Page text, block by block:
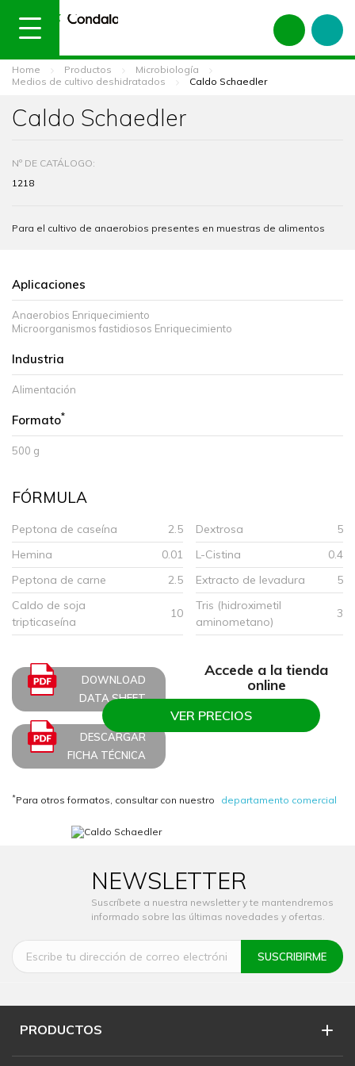
Home Productos
Microbiología
Medios de cultivo deshidratados
Caldo Schaedler
Caldo Schaedler
Nº DE CATÁLOGO:
1218
Para el cultivo de anaerobios presentes en muestras de alimentos
Aplicaciones
Anaerobios Enriquecimiento
Microorganismos fastidiosos Enriquecimiento
Industria
Alimentación
Formato*
500 g
FÓRMULA
Peptona de caseína 2.5 Dextrosa
5
Hemina
0.01 L-Cistina
0.4
Peptona de carne
2.5 Extracto de levadura
5
Caldo de soja
tripticaseína
10
Tris (hidroximetil
aminometano)
3
DOWNLOAD
DATA SHEET
DESCARGAR
FICHA TÉCNICA
Accede a la tienda
online
VER PRECIOS
*Para otros formatos, consultar con nuestro departamento comercial
NEWSLETTER
Suscríbete a nuestra newsletter y te mantendremos
informado sobre las últimas novedades y ofertas.
PRODUCTOS